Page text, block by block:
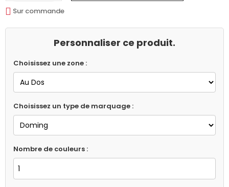
Sur commande
Personnaliser ce produit.
Choisissez une zone :
Choisissez un type de marquage :
Nombre de couleurs :